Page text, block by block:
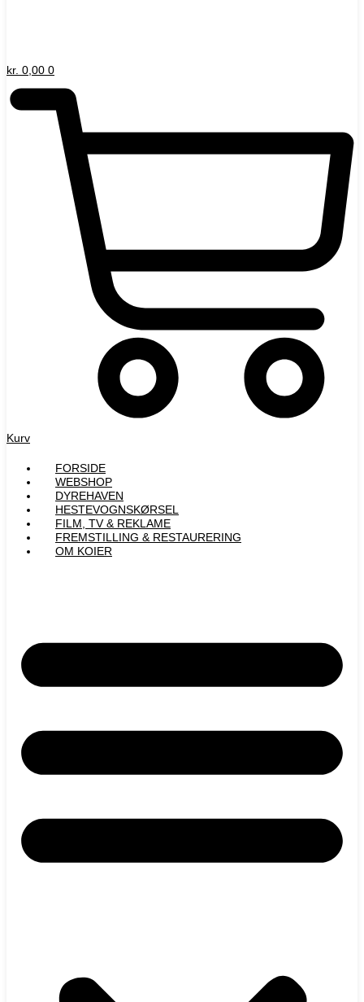
kr. 0,00 0
Kurv
FORSIDE
WEBSHOP
DYREHAVEN
HESTEVOGNSKØRSEL
FILM, TV & REKLAME
FREMSTILLING & RESTAURERING​
OM KOIER